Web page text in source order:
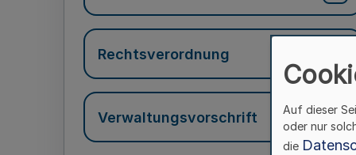
Rechtsverordnung
Verwaltungsvorschrift
Auf dieser
oder nur
die